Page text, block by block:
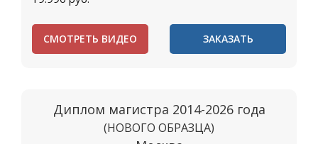
СМОТРЕТЬ ВИДЕО ЗАКАЗАТЬ
Диплом магистра 2014-2026 года
(НОВОГО ОБРАЗЦА)